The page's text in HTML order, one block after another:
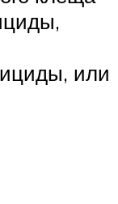
или